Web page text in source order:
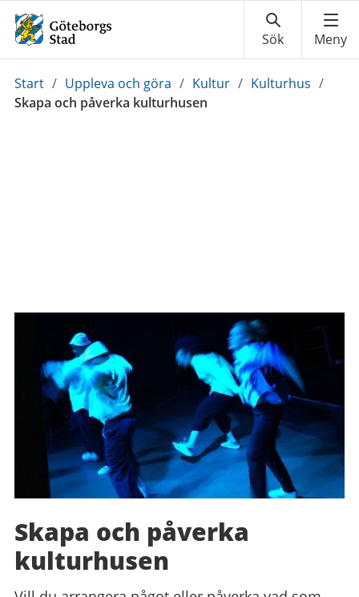
Du
är
Start / Uppleva och göra / Kultur / Kulturhus /
Skapa och påverka kulturhusen
Skapa och påverka
kulturhusen